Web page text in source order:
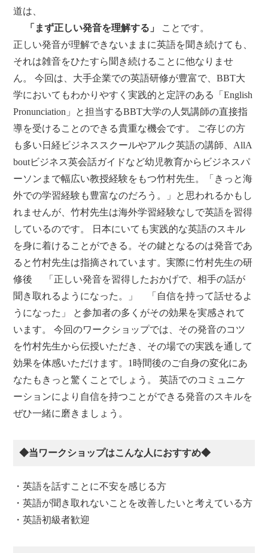
道は、
「まず正しい発音を理解する」
ことです。
正しい発音が理解できないままに英語を聞き続けても、
それは雑音をひたすら聞き続けることに他なりませ
ん。 今回は、大手企業での英語研修が豊富で、BBT大
学においてもわかりやすく実践的と定評のある「English
Pronunciation」と担当するBBT大学の人気講師の直接指
導を受けることのできる貴重な機会です。 ご存じの方
も多い日経ビジネススクールやアルク英語の講師、AllA
boutビジネス英会話ガイドなど幼児教育からビジネスパ
ーソンまで幅広い教授経験をもつ竹村先生。「きっと海
外での学習経験も豊富なのだろう。」と思われるかもし
れませんが、竹村先生は海外学習経験なしで英語を習得
しているのです。 日本にいても実践的な英語のスキル
を身に着けることができる。その鍵となるのは発音であ
ると竹村先生は指摘されています。実際に竹村先生の研
修後 「正しい発音を習得したおかげで、相手の話が
聞き取れるようになった。」 「自信を持って話せるよ
うになった」 と参加者の多くがその効果を実感されて
います。 今回のワークショップでは、その発音のコツ
を竹村先生から伝授いただき、その場での実践を通して
効果を体感いただけます。1時間後のご自身の変化にあ
なたもきっと驚くことでしょう。 英語でのコミュニケ
ーションにより自信を持つことができる発音のスキルを
ぜひ一緒に磨きましょう。
◆当ワークショップはこんな人におすすめ◆
・英語を話すことに不安を感じる方
・英語が聞き取れないことを改善したいと考えている方
・英語初級者歓迎